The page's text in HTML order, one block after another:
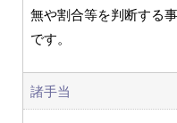
無や割合等を判断する
です。
諸手当